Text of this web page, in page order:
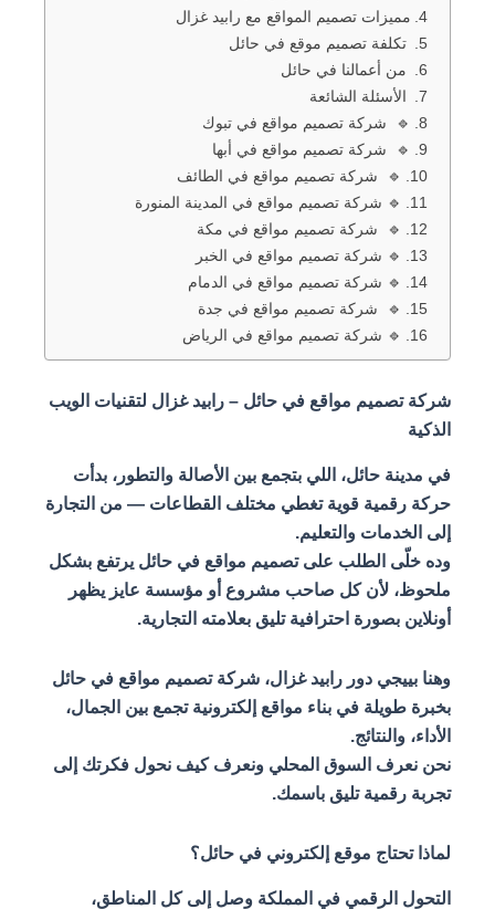
مميزات تصميم المواقع مع رابيد غزال
تكلفة تصميم موقع في حائل
من أعمالنا في حائل
الأسئلة الشائعة
🔹 شركة تصميم مواقع في تبوك
🔹 شركة تصميم مواقع في أبها
🔹 شركة تصميم مواقع في الطائف
🔹 شركة تصميم مواقع في المدينة المنورة
🔹 شركة تصميم مواقع في مكة
🔹 شركة تصميم مواقع في الخبر
🔹 شركة تصميم مواقع في الدمام
🔹 شركة تصميم مواقع في جدة
🔹 شركة تصميم مواقع في الرياض
شركة تصميم مواقع في حائل – رابيد غزال لتقنيات الويب
الذكية
في مدينة حائل، اللي بتجمع بين الأصالة والتطور، بدأت
حركة رقمية قوية تغطي مختلف القطاعات — من التجارة
إلى الخدمات والتعليم.
وده خلّى الطلب على تصميم مواقع في حائل يرتفع بشكل
ملحوظ، لأن كل صاحب مشروع أو مؤسسة عايز يظهر
أونلاين بصورة احترافية تليق بعلامته التجارية.
وهنا بييجي دور رابيد غزال، شركة تصميم مواقع في حائل
بخبرة طويلة في بناء مواقع إلكترونية تجمع بين الجمال،
الأداء، والنتائج.
نحن نعرف السوق المحلي ونعرف كيف نحول فكرتك إلى
تجربة رقمية تليق باسمك.
لماذا تحتاج موقع إلكتروني في حائل؟
التحول الرقمي في المملكة وصل إلى كل المناطق،